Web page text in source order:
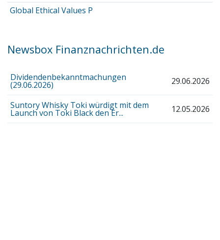
Global Ethical Values P
Newsbox Finanznachrichten.de
Dividendenbekanntmachungen
(29.06.2026) 29.06.2026
Suntory Whisky Toki würdigt mit dem
Launch von Toki Black den Er... 12.05.2026